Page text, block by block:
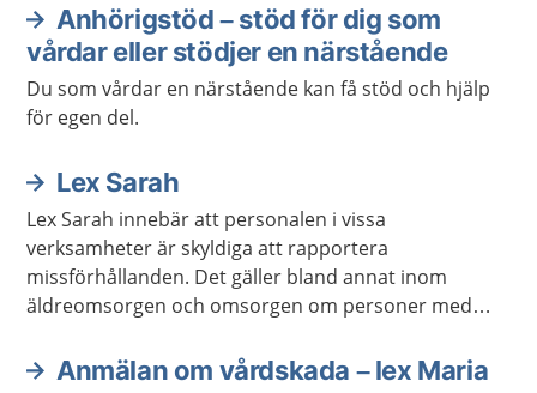
Anhörigstöd – stöd för dig som
vårdar eller stödjer en närstående
Du som vårdar en närstående kan få stöd och hjälp
för egen del.
Lex Sarah
Lex Sarah innebär att personalen i vissa
verksamheter är skyldiga att rapportera
missförhållanden. Det gäller bland annat inom
äldreomsorgen och omsorgen om personer med
Anmälan om vårdskada – lex Maria